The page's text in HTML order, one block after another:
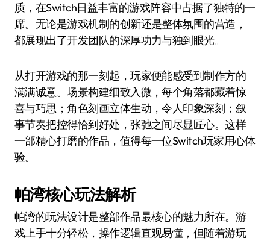
质，在Switch日益丰富的游戏阵容中占据了独特的一
席。无论是游戏机制的创新还是整体氛围的营造，
都展现出了开发团队的深厚功力与独到眼光。
从打开游戏的那一刻起，玩家便能感受到制作方的
满满诚意。场景构建细致入微，每个角落都藏着惊
喜与巧思；角色刻画立体生动，令人印象深刻；叙
事节奏把控得恰到好处，张弛之间尽显匠心。这样
一部精心打磨的作品，值得每一位Switch玩家用心体
验。
帕湾核心玩法解析
帕湾的玩法设计是整部作品最核心的魅力所在。游
戏上手十分轻松，操作逻辑直观易懂，但随着游玩